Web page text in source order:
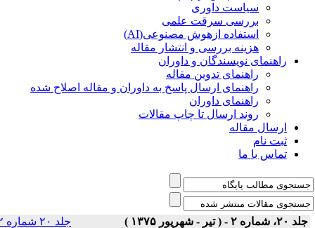
سیاست داوری
بررسی سرقت علمی
استفاده ازهوش مصنوعی(AI)
هزینه بررسی و انتشار مقاله
راهنمای نویسندگان و داوران
راهنمای تدوین مقاله
راهنمای ارسال پاسخ به داوران و مقاله اصلاح شده
راهنمای داوران
روند ارسال تا چاپ مقالات
ارسال مقاله
ثبت نام
تماس با ما
شماره ۲ - ( تیر - شهریور ۱۳۷۵ )
جلد ۲۰ شماره ۲